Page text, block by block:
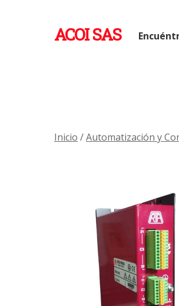
ACOI SAS
Inicio /Automatización y